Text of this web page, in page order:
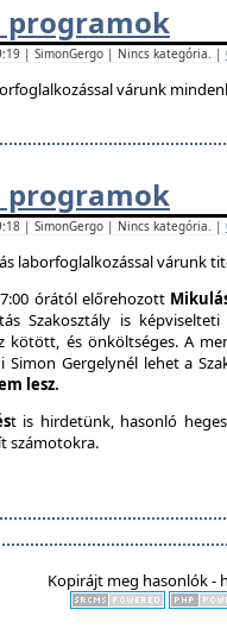
programok
| SimonGergo | Nincs kategória. |
várunk
programok
| SimonGergo | Nincs kategória. |
laborfoglalkozással várunk
órától előrehozott
Szakosztály is
kötött, és önköltséges. A
Simon Gergelynél lehet a
lesz.
t is hirdetünk, hasonló
számotokra.
Kopirájt meg hasonlók -